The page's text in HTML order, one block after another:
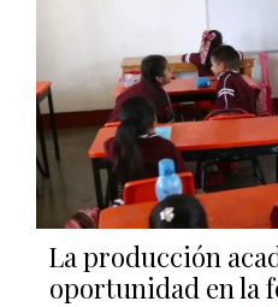
La producción
oportunidad en la